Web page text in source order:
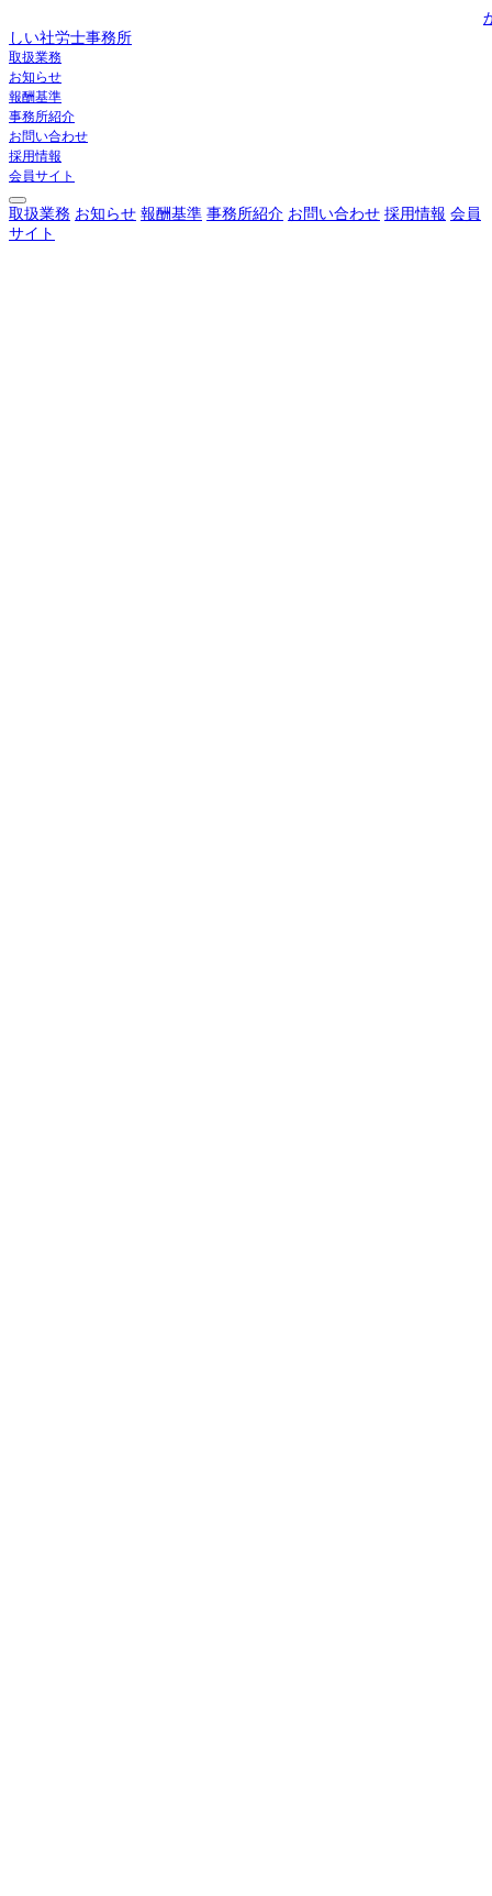
しい社労士事務所
取扱業務
お知らせ
報酬基準
事務所紹介
お問い合わせ
採用情報
会員サイト
取扱業務 お知らせ 報酬基準 事務所紹介 お問い合わせ 採用情報 会員
サイト